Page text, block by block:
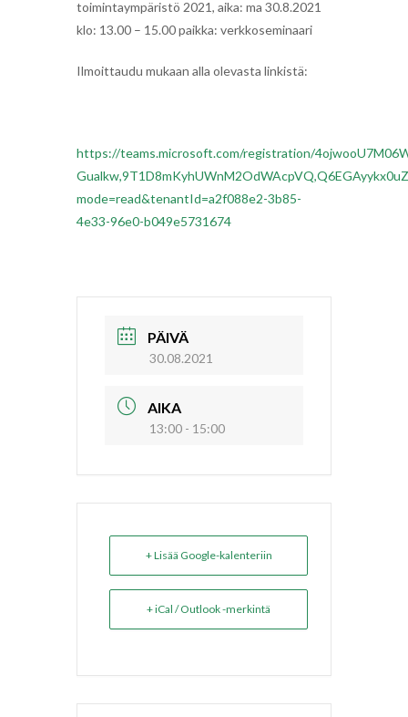
toimintaympäristö 2021, aika: ma 30.8.2021
klo: 13.00 – 15.00 paikka: verkkoseminaari
Ilmoittaudu mukaan alla olevasta linkistä:
https://teams.microsoft.com/registration/
mode=read&tenantId=a2f088e2-3b85-
4e33-96e0-b049e5731674
PÄIVÄ
30.08.2021
AIKA
13:00 - 15:00
+ Lisää Google-kalenteriin
+ iCal / Outlook -merkintä